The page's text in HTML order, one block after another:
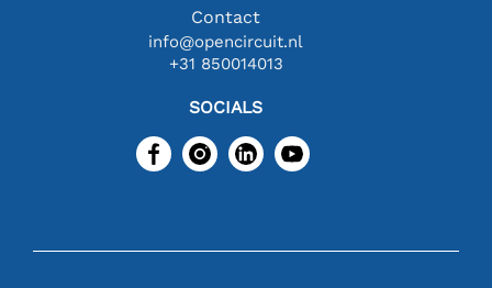
Contact
info@opencircuit.nl
+31 850014013
SOCIALS